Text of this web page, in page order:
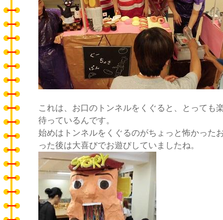
これは、お口のトンネルをくぐると、とっても
待っているんです。
始めはトンネルをくぐるのがちょっと怖かった
った後は大喜びでお遊びしていましたね。